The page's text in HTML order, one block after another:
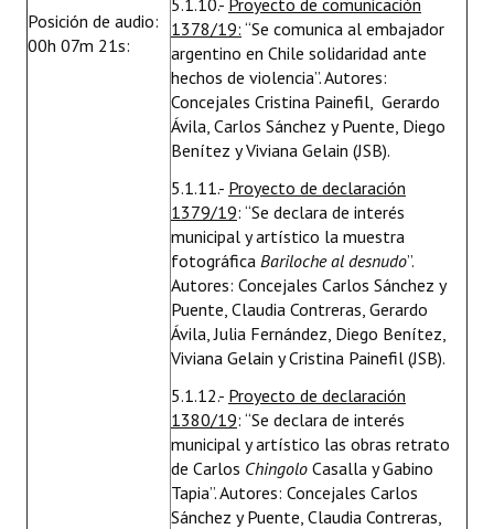
Posición de audio:
00h 07m 21s:
5.1.10.- Proyecto de comunicación
1378/19: “Se comunica al embajador
argentino en Chile solidaridad ante
hechos de violencia”. Autores:
Concejales Cristina Painefil, Gerardo
Ávila, Carlos Sánchez y Puente, Diego
Benítez y Viviana Gelain (JSB).
5.1.11.- Proyecto de declaración
1379/19: “Se declara de interés
municipal y artístico la muestra
fotográfica Bariloche al desnudo”.
Autores: Concejales Carlos Sánchez y
Puente, Claudia Contreras, Gerardo
Ávila, Julia Fernández, Diego Benítez,
Viviana Gelain y Cristina Painefil (JSB).
5.1.12.- Proyecto de declaración
1380/19: “Se declara de interés
municipal y artístico las obras retrato
de Carlos Chingolo Casalla y Gabino
Tapia”. Autores: Concejales Carlos
Sánchez y Puente, Claudia Contreras,